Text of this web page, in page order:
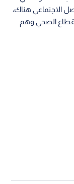
الاجتماعي هناك،
الصحي وهم